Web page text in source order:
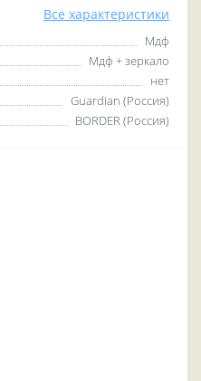
Все характеристики
Мдф
Мдф + зеркало
нет
Guardian (Россия)
BORDER (Россия)